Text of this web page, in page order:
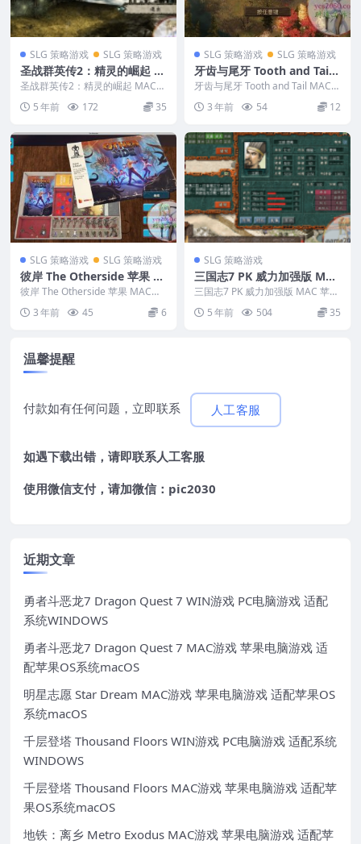
SLG 策略游戏 SLG 策略游戏
圣战群英传2：精灵的崛起 M
AC 苹果电脑游戏 简体中文版
支援10.13 10.14 10.15 11 1
2 适用于APPLE CPU
圣战群英传2：精灵的崛起 MAC
苹果电脑游戏 简体中文版 支援10.
13 10...
5 年前 172 35
SLG 策略游戏 SLG 策略游戏
牙齿与尾牙 Tooth and Tail
MAC游戏
牙齿与尾牙 Tooth and Tail MAC游
3 年前 54 12
SLG 策略游戏 SLG 策略游戏
彼岸 The Otherside 苹果 M
AC电脑游戏 原生中文版
彼岸 The Otherside 苹果 MAC电
3 年前 45 6
SLG 策略游戏
三国志7 PK 威力加强版 MAC
苹果电脑游戏 繁体中文版 支
援 10.15 11
三国志7 PK 威力加强版 MAC 苹果
电脑游戏 繁体中文版 支援 10.15
... 5 年前 504 35
温馨提醒
付款如有任何问题，立即联系 人工客服
如遇下载出错，请即联系人工客服
使用微信支付，请加微信：pic2030
近期文章
勇者斗恶龙7 Dragon Quest 7 WIN游戏 PC电脑游戏 适配
系统WINDOWS
勇者斗恶龙7 Dragon Quest 7 MAC游戏 苹果电脑游戏 适
配苹果OS系统macOS
明星志愿 Star Dream MAC游戏 苹果电脑游戏 适配苹果OS
系统macOS
千层登塔 Thousand Floors WIN游戏 PC电脑游戏 适配系统
WINDOWS
千层登塔 Thousand Floors MAC游戏 苹果电脑游戏 适配苹
果OS系统macOS
地铁：离乡 Metro Exodus MAC游戏 苹果电脑游戏 适配苹